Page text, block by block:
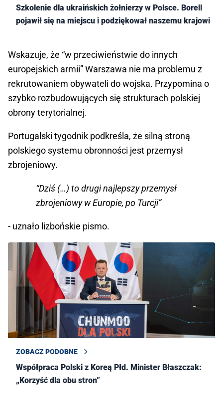
Szkolenie dla ukraińskich żołnierzy w Polsce. Borell
pojawił się na miejscu i podziękował naszemu krajowi
Wskazuje, że “w przeciwieństwie do innych
europejskich armii” Warszawa nie ma problemu z
rekrutowaniem obywateli do wojska. Przypomina o
szybko rozbudowujących się strukturach polskiej
obrony terytorialnej.
Portugalski tygodnik podkreśla, że silną stroną
polskiego systemu obronności jest przemysł
zbrojeniowy.
“Dziś (…) to drugi najlepszy przemysł
zbrojeniowy w Europie, po Turcji”
- uznało lizbońskie pismo.
ZOBACZ PODOBNE
Współpraca Polski z Koreą Płd. Minister Błaszczak:
„Korzyść dla obu stron”